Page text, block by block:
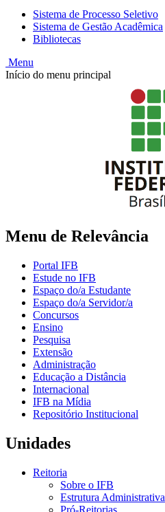
Sistema de Processo Seletivo
Sistema de Gestão Acadêmica
Bibliotecas
Menu
Início do menu principal
Menu de Relevância
Portal IFB
Estude no IFB
Espaço do/a Estudante
Espaço do/a Servidor/a
Concursos
Ensino
Pesquisa
Extensão
Administração
Educação a Distância
Internacional
IFB na Mídia
Repositório Institucional
Unidades
Reitoria
Sobre o IFB
Estrutura Administrativa
Pró-Reitorias